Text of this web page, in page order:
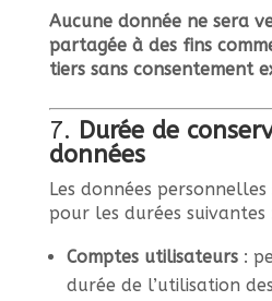
Aucune donnée ne sera
partagée à des fins
tiers sans consentement
7. Durée de
données
Les données
pour les durées suivantes
Comptes utilisateurs:
durée de l’utilisation